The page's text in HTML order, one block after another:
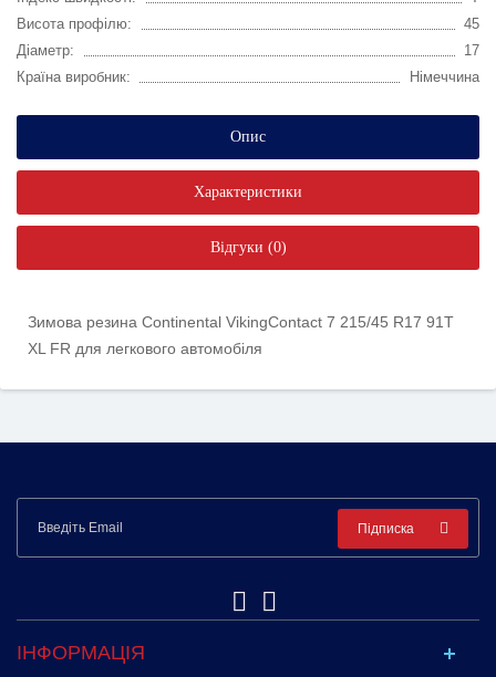
Висота профілю:
45
Діаметр:
17
Країна виробник:
Німеччина
Опис
Характеристики
Відгуки (0)
Зимова резина Continental VikingContact 7 215/45 R17 91T
XL FR для легкового автомобіля
Підписка
ІНФОРМАЦІЯ